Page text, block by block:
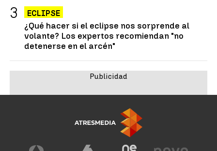
ECLIPSE
¿Qué hacer si el eclipse nos sorprende al
volante? Los expertos recomiendan "no
detenerse en el arcén"